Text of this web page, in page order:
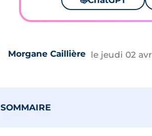
Morgane Caillière le jeudi 02
SOMMAIRE